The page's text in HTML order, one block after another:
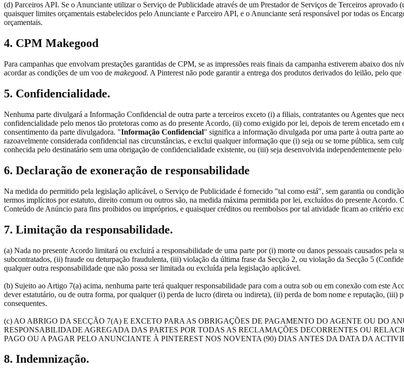
(d) Parceiros API. Se o Anunciante utilizar o Serviço de Publicidade através de um Prestador de Serviços de Terceiros aprovado
quaisquer limites orçamentais estabelecidos pelo Anunciante e Parceiro API, e o Anunciante será responsável por todas os
orçamentais.
4. CPM Makegood
Para campanhas que envolvam prestações garantidas de CPM, se as impressões reais finais da campanha estiverem abaixo dos
acordar as condições de um voo de makegood. A Pinterest não pode garantir a entrega dos produtos derivados do leilão, pelo que
5. Confidencialidade.
Nenhuma parte divulgará a Informação Confidencial de outra parte a terceiros exceto (i) a filiais, contratantes ou Agentes que
confidencialidade pelo menos tão protetoras como as do presente Acordo, (ii) como exigido por lei, depois de terem encetado
consentimento da parte divulgadora. "Informação Confidencial" significa a informação divulgada por uma parte à outra parte
razoavelmente considerada confidencial nas circunstâncias, e exclui qualquer informação que (i) seja ou se torne pública, sem
conhecida pelo destinatário sem uma obrigação de confidencialidade existente, ou (iii) seja desenvolvida independentemente pelo
6. Declaração de exoneração de responsabilidade
Na medida do permitido pela legislação aplicável, o Serviço de Publicidade é fornecido "tal como está", sem garantia ou
termos implícitos por estatuto, direito comum ou outros são, na medida máxima permitida por lei, excluídos do presente
Conteúdo de Anúncio para fins proibidos ou impróprios, e quaisquer créditos ou reembolsos por tal atividade ficam ao critério
7. Limitação da responsabilidade.
(a) Nada no presente Acordo limitará ou excluirá a responsabilidade de uma parte por (i) morte ou danos pessoais causados pela
subcontratados, (ii) fraude ou deturpação fraudulenta, (iii) violação da última frase da Secção 2, ou violação da Secção 5
qualquer outra responsabilidade que não possa ser limitada ou excluída pela legislação aplicável.
(b) Sujeito ao Artigo 7(a) acima, nenhuma parte terá qualquer responsabilidade para com a outra sob ou em conexão com este
dever estatutário, ou de outra forma, por qualquer (i) perda de lucro (direta ou indireta), (ii) perda de bom nome e reputação, (iii)
consequentes.
(c) AO ABRIGO DA SECÇÃO 7(A) E EXCETO PARA AS OBRIGAÇÕES DE PAGAMENTO DO AGENTE OU DO
RESPONSABILIDADE AGREGADA DAS PARTES POR TODAS AS RECLAMAÇÕES DECORRENTES OU
PAGO OU A PAGAR PELO ANUNCIANTE À PINTEREST NOS NOVENTA (90) DIAS ANTES DA DATA DA
8. Indemnização.